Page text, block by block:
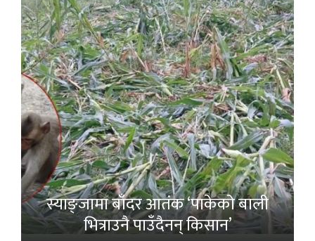
स्याङ्जामा बाँदर आतंक ‘पाकेको बाली
भित्राउनै पाउँदैनन् किसान’